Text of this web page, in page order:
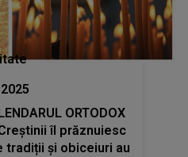
ORTODOX
îl prăznuiesc
tradiții și obiceiuri au